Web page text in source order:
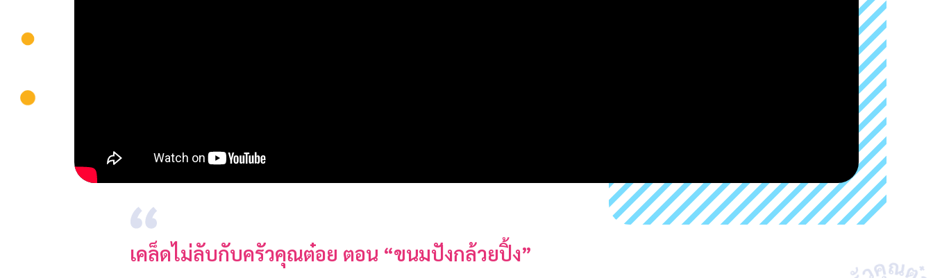
เคล็ดไม่ลับกับครัวคุณต๋อย ตอน “ขนมปังกล้วยปิ้ง”